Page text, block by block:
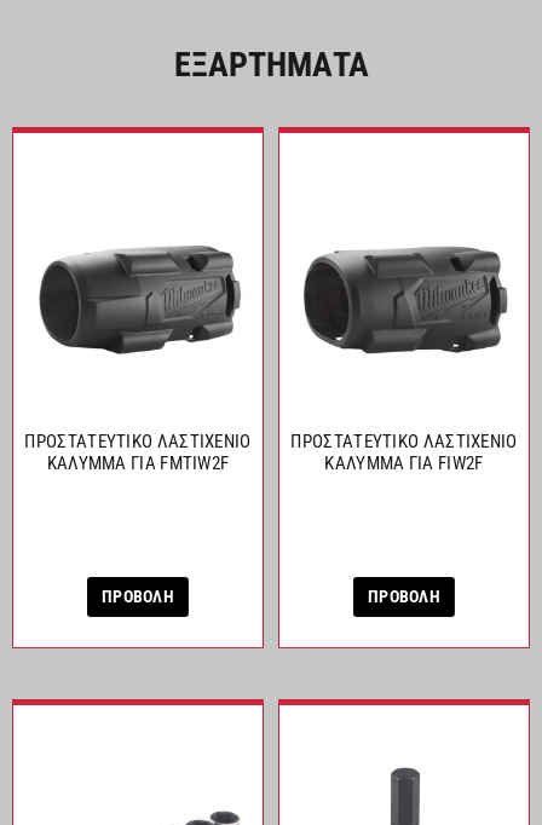
ΕΞΑΡΤΗΜΑΤΑ
ΠΡΟΣΤΑΤΕΥΤΙΚΟ ΛΑΣΤΙΧΕΝΙΟ
ΚΑΛΥΜΜΑ ΓΙΑ FMTIW2F
ΠΡΟΒΟΛΗ
ΠΡΟΣΤΑΤΕΥΤΙΚΟ ΛΑΣΤΙΧΕΝΙΟ
ΚΑΛΥΜΜΑ ΓΙΑ FIW2F
ΠΡΟΒΟΛΗ